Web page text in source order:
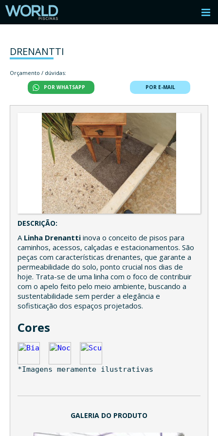
DRENANTTI
Orçamento / dúvidas:
POR WHATSAPP POR E-MAIL
DESCRIÇÃO:
A Linha Drenantti inova o conceito de pisos para
caminhos, acessos, calçadas e estacionamentos. São
peças com características drenantes, que garante a
permeabilidade do solo, ponto crucial nos dias de
hoje. Trata-se de uma linha com o foco de contribuir
com o apelo feito pelo meio ambiente, buscando a
sustentabilidade sem perder a elegância e
sofisticação dos espaços projetados.
Cores
*Imagens meramente ilustrativas
GALERIA DO PRODUTO